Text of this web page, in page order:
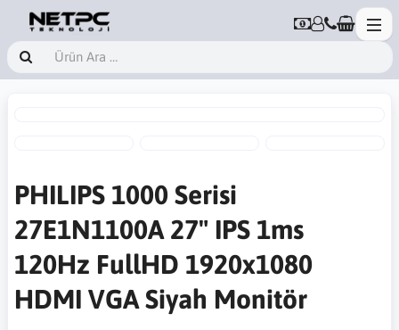
PHILIPS 1000 Serisi
27E1N1100A 27" IPS 1ms
120Hz FullHD 1920x1080
HDMI VGA Siyah Monitör